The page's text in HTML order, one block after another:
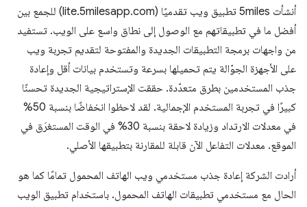
أنشأت 5miles تطبيق ويب تقدميًا (lite.5milesapp.com) للجمع بين
أفضل ما في تطبيقاتهم مع الوصول إلى نطاق واسع على الويب. تستفيد
من واجهات برمجة التطبيقات الجديدة والمفتوحة لتقديم تجربة ويب
على الأجهزة الجوّالة يتم تحميلها بسرعة وتستخدم بيانات أقل وإعادة
جذب المستخدمين بطرق متعدّدة. حققت الإستراتيجية الجديدة تحسنًا
كبيرًا في تجربة المستخدم الإجمالية. لقد لاحظوا انخفاضًا بنسبة 50%
في معدلات الارتداد وزيادة لاحقة بنسبة 30% في الوقت المستغرَق في
الموقع. معدلات التفاعل الآن قابلة للمقارنة بتطبيقها الأصلي.
أرادت الشركة إعادة جذب مستخدمي ويب الهاتف المحمول تمامًا كما هو
الحال مع مستخدمي تطبيقات الهاتف المحمول. باستخدام تطبيق الويب